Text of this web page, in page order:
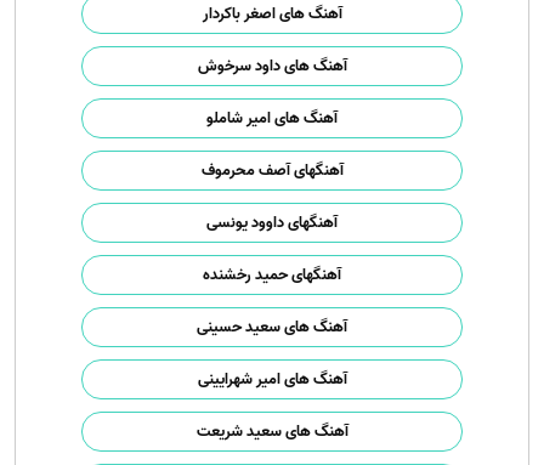
آهنگ های اصغر باکردار
آهنگ های داود سرخوش
آهنگ های امیر شاملو
آهنگهای آصف محرموف
آهنگهای داوود یونسی
آهنگهای حمید رخشنده
آهنگ های سعید حسینی
آهنگ های امیر شهرایینی
آهنگ های سعید شریعت